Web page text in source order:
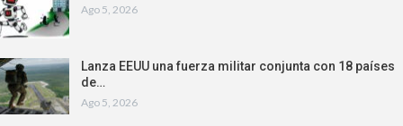
Ago 5, 2026
Lanza EEUU una fuerza militar conjunta con 18 países
de…
Ago 5, 2026